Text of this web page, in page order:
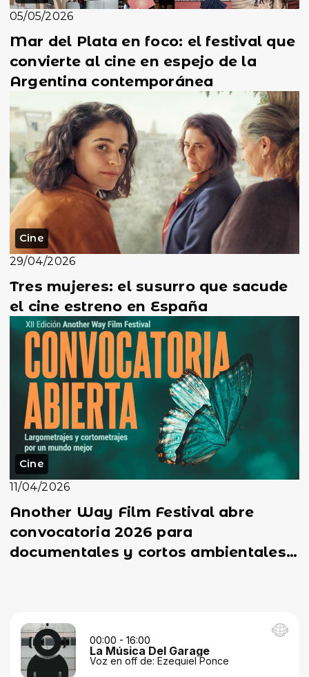
05/05/2026
Mar del Plata en foco: el festival que
convierte al cine en espejo de la
Argentina contemporánea
Cine
29/04/2026
Tres mujeres: el susurro que sacude
el cine estreno en España
Cine
11/04/2026
Another Way Film Festival abre
convocatoria 2026 para
documentales y cortos ambientales